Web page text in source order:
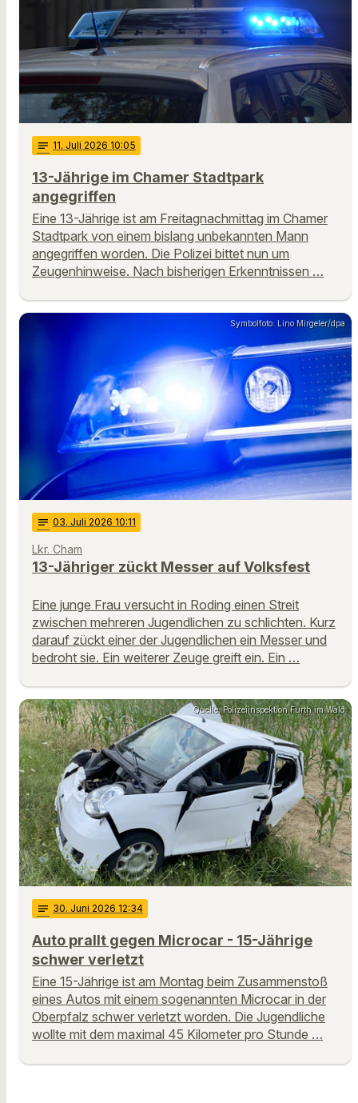
notes 11. Juli 2026 10:05
13-Jährige im Chamer Stadtpark
angegriffen
Eine 13-Jährige ist am Freitagnachmittag im Chamer
Stadtpark von einem bislang unbekannten Mann
angegriffen worden. Die Polizei bittet nun um
Zeugenhinweise. Nach bisherigen Erkenntnissen …
Symbolfoto: Lino Mirgeler/dpa
notes 03. Juli 2026 10:11
Lkr. Cham
13-Jähriger zückt Messer auf Volksfest
Eine junge Frau versucht in Roding einen Streit
zwischen mehreren Jugendlichen zu schlichten. Kurz
darauf zückt einer der Jugendlichen ein Messer und
bedroht sie. Ein weiterer Zeuge greift ein. Ein …
Quelle: Polizeiinspektion Furth im Wald
notes 30. Juni 2026 12:34
Auto prallt gegen Microcar - 15-Jährige
schwer verletzt
Eine 15-Jährige ist am Montag beim Zusammenstoß
eines Autos mit einem sogenannten Microcar in der
Oberpfalz schwer verletzt worden. Die Jugendliche
wollte mit dem maximal 45 Kilometer pro Stunde …